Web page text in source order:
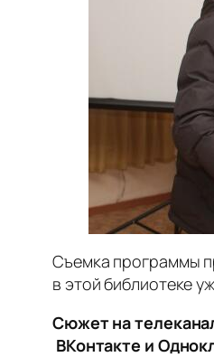
Съемка программы
в этой библиотеке
Сюжет на
ВКонтакте и